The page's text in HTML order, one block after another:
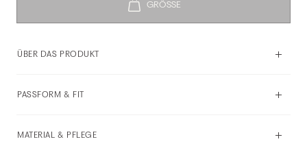
ÜBER DAS PRODUKT
PASSFORM & FIT
MATERIAL & PFLEGE